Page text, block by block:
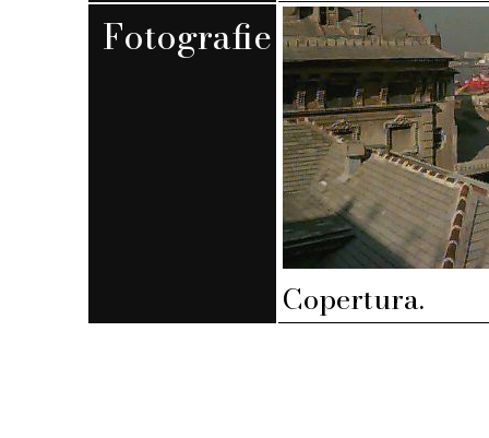
Fotografie
Copertura.